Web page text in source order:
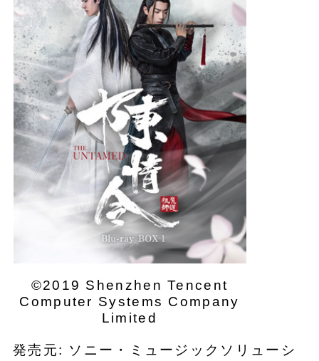
©2019 Shenzhen Tencent
Computer Systems Company
Limited
発売元: ソニー・ミュージックソリューシ